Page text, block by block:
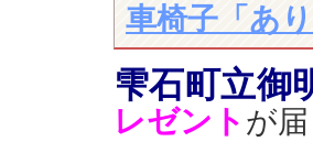
車椅子「あ
雫石町立御
レゼント が